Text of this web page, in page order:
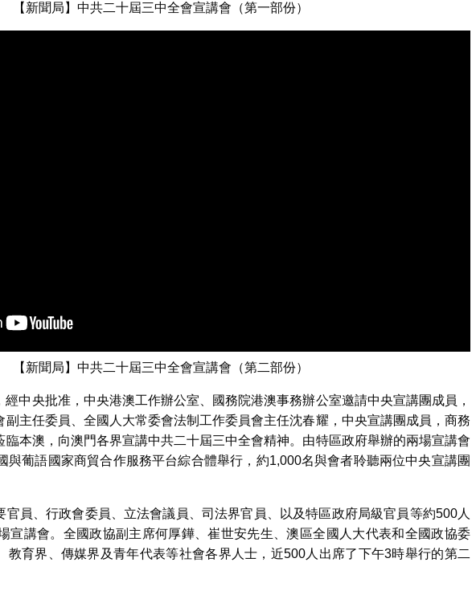
【新聞局】中共二十屆三中全會宣講會（第一部份）
【新聞局】中共二十屆三中全會宣講會（第二部份）
經中央批准，中央港澳工作辦公室、國務院港澳事務辦公室邀請中央宣講團成員，
副主任委員、全國人大常委會法制工作委員會主任沈春耀，中央宣講團成員，商務
臨本澳，向澳門各界宣講中共二十屆三中全會精神。由特區政府舉辦的兩場宣講會
與葡語國家商貿合作服務平台綜合體舉行，約1,000名與會者聆聽兩位中央宣講團
官員、行政會委員、立法會議員、司法界官員、以及特區政府局級官員等約500人
宣講會。全國政協副主席何厚鏵、崔世安先生、澳區全國人大代表和全國政協委
教育界、傳媒界及青年代表等社會各界人士，近500人出席了下午3時舉行的第二